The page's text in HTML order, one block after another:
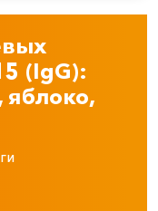
(IgG):
яблоко,